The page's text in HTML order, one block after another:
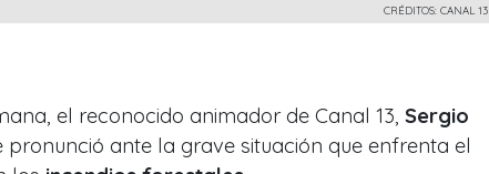
CRÉDITOS: CANAL 13
el reconocido animador de Canal 13, Sergio
pronunció ante la grave situación que enfrenta el